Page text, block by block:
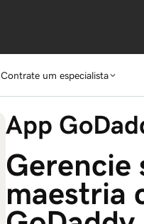
Contrate um especialista
App
Gerencie
maestria